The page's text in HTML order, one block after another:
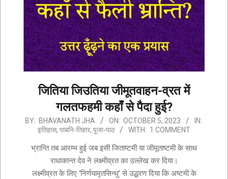
जितिया जिउतिया जीमूतवाहन-व्रत में
गलतफहमी कहाँ से पैदा हुई?
2023-
BY: BHAVANATH JHA ON: OCTOBER 5, 2023
IN:
इतिहास, पाबनि-तिहार, पूजा-पाठ WITH: 1 COMMENT
भ्रान्ति तब आरम्भ हुई जब इसी जिताष्टमी या जीमूताष्टमी के साथ
राधाकान्त देव ने लक्ष्मीव्रत का उल्लेख कर दिया।
लक्ष्मीव्रत के लिए ‘निर्णयामृतसिन्धु’ से उद्धरण दिया कि अष्टमी के